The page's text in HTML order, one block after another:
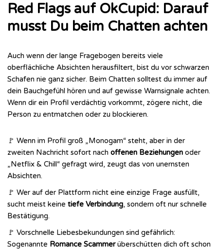
Red Flags auf OkCupid: Darauf
musst Du beim Chatten achten
Auch wenn der lange Fragebogen bereits viele
oberflächliche Absichten herausfiltert, bist du vor schwarzen
Schafen nie ganz sicher. Beim Chatten solltest du immer auf
dein Bauchgefühl hören und auf gewisse Warnsignale achten.
Wenn dir ein Profil verdächtig vorkommt, zögere nicht, die
Person zu entmatchen oder zu blockieren.
🚩 Wenn im Profil groß „Monogam“ steht, aber in der
zweiten Nachricht sofort nach offenen Beziehungen oder
„Netflix & Chill“ gefragt wird, zeugt das von unernsten
Absichten.
🚩 Wer auf der Plattform nicht eine einzige Frage ausfüllt,
sucht meist keine tiefe Verbindung, sondern oft nur schnelle
Bestätigung.
🚩 Vorschnelle Liebesbekundungen sind gefährlich:
Sogenannte Romance Scammerüberschütten dich oft schon